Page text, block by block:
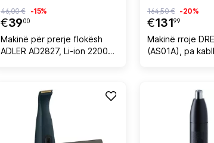
€3900
46,00 € -15%
Makinë për prerje flokësh
ADLER AD2827, Li-ion 2200
bardhë/argjend, set
€13199
164,50 € -20%
Makinë rroje
(AS01A), pa